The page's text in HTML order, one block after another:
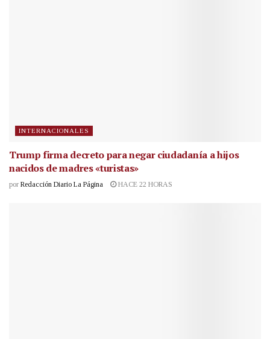
INTERNACIONALES
Trump firma decreto para negar ciudadanía a hijos
nacidos de madres «turistas»
por Redacción Diario La Página HACE 22 HORAS